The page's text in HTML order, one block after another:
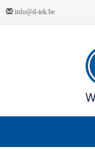
info@d-tek.be